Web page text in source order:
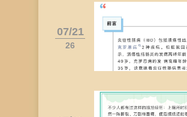
07/21
26